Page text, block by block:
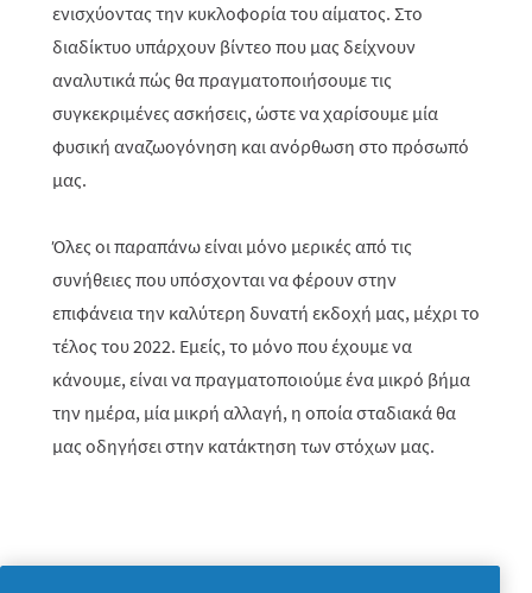
ενισχύοντας την κυκλοφορία του αίματος. Στο
διαδίκτυο υπάρχουν βίντεο που μας δείχνουν
αναλυτικά πώς θα πραγματοποιήσουμε τις
συγκεκριμένες ασκήσεις, ώστε να χαρίσουμε μία
φυσική αναζωογόνηση και ανόρθωση στο πρόσωπό
μας.
Όλες οι παραπάνω είναι μόνο μερικές από τις
συνήθειες που υπόσχονται να φέρουν στην
επιφάνεια την καλύτερη δυνατή εκδοχή μας, μέχρι το
τέλος του 2022. Εμείς, το μόνο που έχουμε να
κάνουμε, είναι να πραγματοποιούμε ένα μικρό βήμα
την ημέρα, μία μικρή αλλαγή, η οποία σταδιακά θα
μας οδηγήσει στην κατάκτηση των στόχων μας.